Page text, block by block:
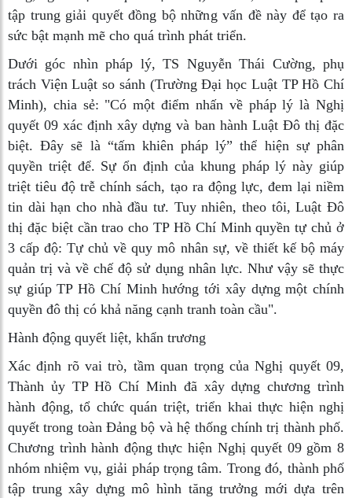
tập trung giải quyết đồng bộ những vấn đề này để tạo ra
sức bật mạnh mẽ cho quá trình phát triển.
Dưới góc nhìn pháp lý, TS Nguyễn Thái Cường, phụ
trách Viện Luật so sánh (Trường Đại học Luật TP Hồ Chí
Minh), chia sẻ: "Có một điểm nhấn về pháp lý là Nghị
quyết 09 xác định xây dựng và ban hành Luật Đô thị đặc
biệt. Đây sẽ là “tấm khiên pháp lý” thể hiện sự phân
quyền triệt để. Sự ổn định của khung pháp lý này giúp
triệt tiêu độ trễ chính sách, tạo ra động lực, đem lại niềm
tin dài hạn cho nhà đầu tư. Tuy nhiên, theo tôi, Luật Đô
thị đặc biệt cần trao cho TP Hồ Chí Minh quyền tự chủ ở
3 cấp độ: Tự chủ về quy mô nhân sự, về thiết kế bộ máy
quản trị và về chế độ sử dụng nhân lực. Như vậy sẽ thực
sự giúp TP Hồ Chí Minh hướng tới xây dựng một chính
quyền đô thị có khả năng cạnh tranh toàn cầu".
Hành động quyết liệt, khẩn trương
Xác định rõ vai trò, tầm quan trọng của Nghị quyết 09,
Thành ủy TP Hồ Chí Minh đã xây dựng chương trình
hành động, tổ chức quán triệt, triển khai thực hiện nghị
quyết trong toàn Đảng bộ và hệ thống chính trị thành phố.
Chương trình hành động thực hiện Nghị quyết 09 gồm 8
nhóm nhiệm vụ, giải pháp trọng tâm. Trong đó, thành phố
tập trung xây dựng mô hình tăng trưởng mới dựa trên